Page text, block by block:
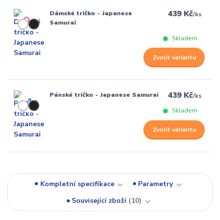
Dámské tričko - Japanese
Samurai
439 Kč/ks
Skladem
Zvolit variantu
Pánské tričko - Japanese Samurai 439 Kč/ks
Skladem
Zvolit variantu
Kompletní specifikace
Parametry
Související zboží
10